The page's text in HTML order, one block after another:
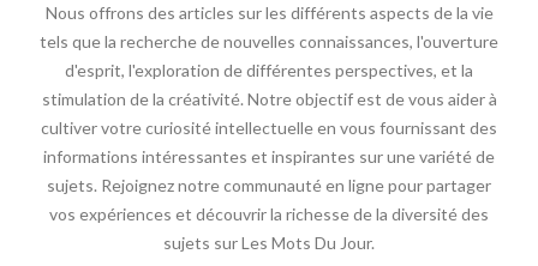
Nous offrons des articles sur les différents aspects de la vie
tels que la recherche de nouvelles connaissances, l'ouverture
d'esprit, l'exploration de différentes perspectives, et la
stimulation de la créativité. Notre objectif est de vous aider à
cultiver votre curiosité intellectuelle en vous fournissant des
informations intéressantes et inspirantes sur une variété de
sujets. Rejoignez notre communauté en ligne pour partager
vos expériences et découvrir la richesse de la diversité des
sujets sur Les Mots Du Jour.